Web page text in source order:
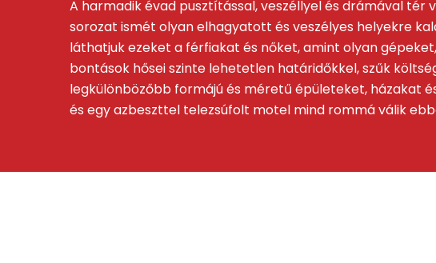
A harmadik évad pusztítással, veszéllyel és drámával
sorozat ismét olyan elhagyatott és veszélyes helyekre
láthatjuk ezeket a férfiakat és nőket, amint olyan
bontások hősei szinte lehetetlen határidőkkel, szűk
legkülönbözőbb formájú és méretű épületeket, házakat
és egy azbeszttel telezsúfolt motel mind rommá válik